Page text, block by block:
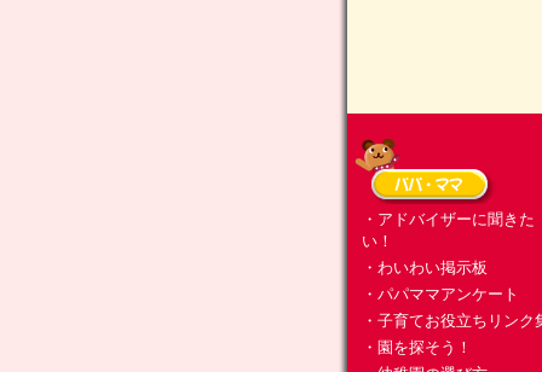
・アドバイザーに聞きた
い！
・わいわい掲示板
・パパママアンケート
・子育てお役立ちリンク
・園を探そう！